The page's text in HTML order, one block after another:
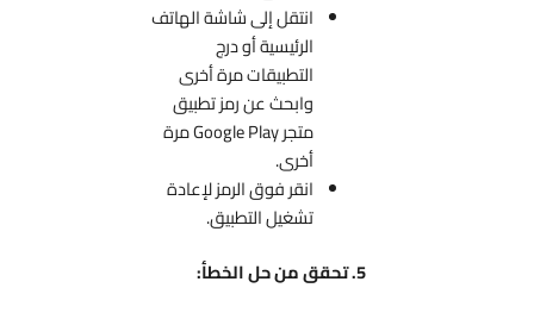
انتقل إلى شاشة الهاتف
الرئيسية أو درج
التطبيقات مرة أخرى
وابحث عن رمز تطبيق
متجر Google Play مرة
انقر فوق الرمز لإعادة
تشغيل التطبيق.